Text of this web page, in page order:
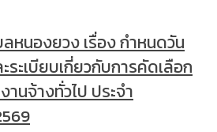
หนองยวง เรื่อง กำหนดวัน
ระเบียบเกี่ยวกับการคัดเลือก
นจ้างทั่วไป ประจำ